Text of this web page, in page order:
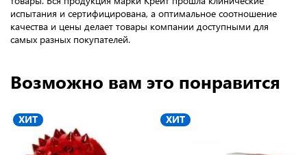
испытания и сертифицирована, а оптимальное соотношение
качества и цены делает товары компании доступными для
самых разных покупателей.
Возможно вам это понравится
ХИТ ХИТ